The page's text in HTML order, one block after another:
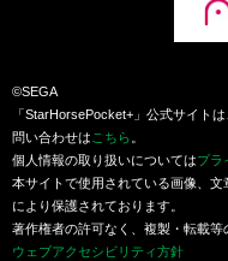
©SEGA
「StarHorsePocket+」公式サイト
問い合わせは こちら 。
個人情報の取り扱いについてはプラ
本サイトで使用されている画像、
により保護されております。
著作権者の許可なく、複製・転載等
ウェブアクセシビリティ方針